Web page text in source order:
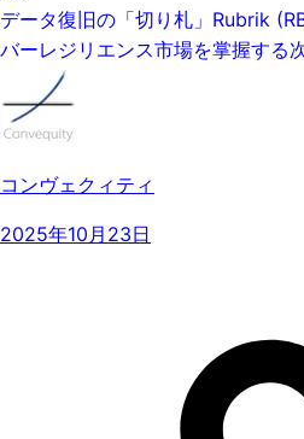
データ復旧の「切り札」Rubrik
バーレジリエンス市場を掌握する
コンヴェクィティ
2025年10月23日